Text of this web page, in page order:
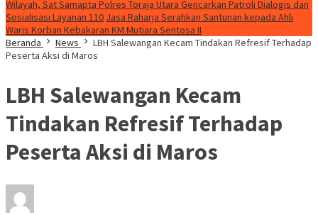
Wilayah, Sat Samapta Polres Toraja Utara Gencarkan Patroli Dialogis dan
Sosialisasi Layanan 110 Jasa Raharja Serahkan Santunan kepada Ahli
Waris Korban Kebakaran KM Mutiara Sentosa II
Beranda
News
LBH Salewangan Kecam Tindakan Refresif Terhadap
Peserta Aksi di Maros
LBH Salewangan Kecam
Tindakan Refresif Terhadap
Peserta Aksi di Maros